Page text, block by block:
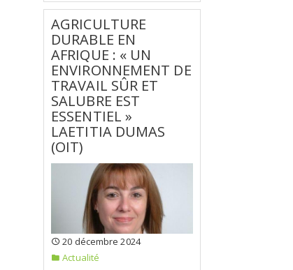
AGRICULTURE
DURABLE EN
AFRIQUE : « UN
ENVIRONNEMENT DE
TRAVAIL SÛR ET
SALUBRE EST
ESSENTIEL »
LAETITIA DUMAS
(OIT)
20 décembre 2024
Actualité